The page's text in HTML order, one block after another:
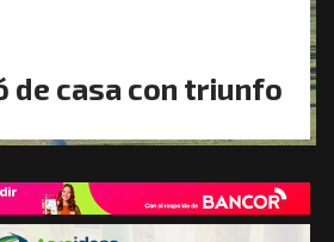
de casa con triunfo